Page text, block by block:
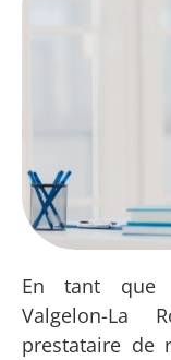
En tant que
Valgelon-La
prestataire de